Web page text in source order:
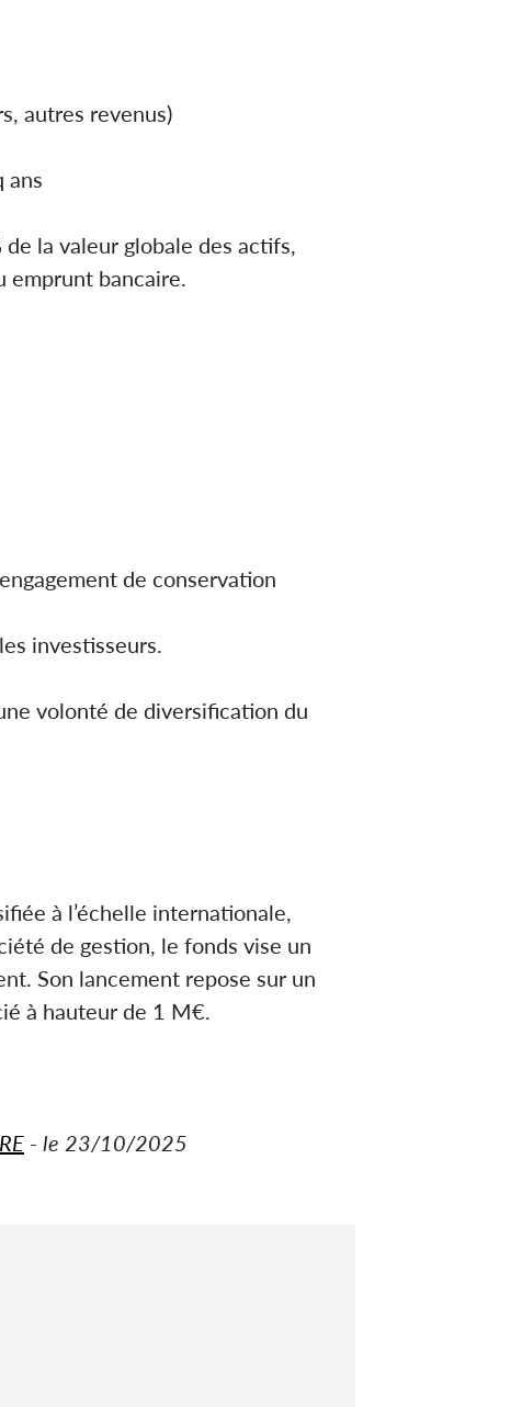
autres revenus)
ans
la valeur globale des actifs,
emprunt bancaire.
de conservation
investisseurs.
volonté de diversification du
à l’échelle internationale,
de gestion, le fonds vise un
Son lancement repose sur un
à hauteur de 1 M€.
- le 23/10/2025